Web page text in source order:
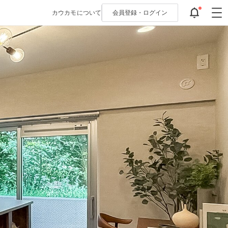
カウカモについて 会員登録・ ログイン